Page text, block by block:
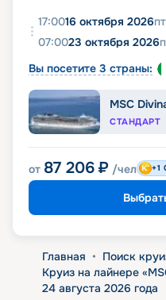
17:0016 октября 2026пт
07:0023 октября 2026
Вы посетите 3 страны:
MSC
СТАНДАРТ
от 87 206 ₽ /чел +1
Главная • Поиск
Круиз на лайнере
24 августа 2026 года